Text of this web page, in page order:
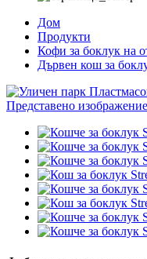
Дом
Продукти
Кофи за боклук на
Дървен кош за